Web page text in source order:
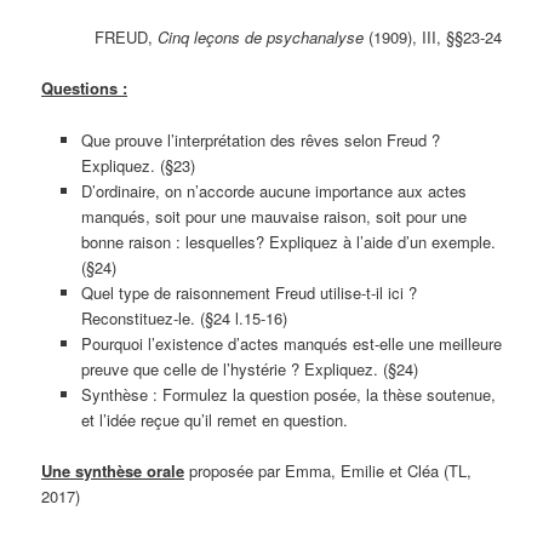
FREUD, Cinq leçons de psychanalyse(1909), III, §§23-24
Questions :
Que prouve l’interprétation des rêves selon Freud ?
Expliquez. (§23)
D’ordinaire, on n’accorde aucune importance aux actes
manqués, soit pour une mauvaise raison, soit pour une
bonne raison : lesquelles? Expliquez à l’aide d’un exemple.
(§24)
Quel type de raisonnement Freud utilise-t-il ici ?
Reconstituez-le. (§24 l.15-16)
Pourquoi l’existence d’actes manqués est-elle une meilleure
preuve que celle de l’hystérie ? Expliquez. (§24)
Synthèse : Formulez la question posée, la thèse soutenue,
et l’idée reçue qu’il remet en question.
Une synthèse orale proposée par Emma, Emilie et Cléa (TL,
2017)